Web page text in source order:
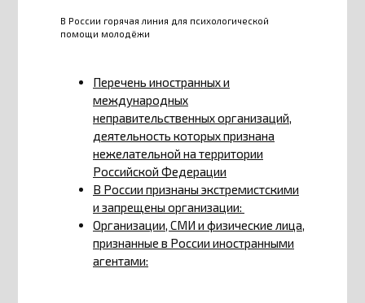
В России горячая линия для психологической
помощи молодёжи
Перечень иностранных и
международных
неправительственных организаций,
деятельность которых признана
нежелательной на территории
Российской Федерации
В России признаны экстремистскими
и запрещены организации:
Организации, СМИ и физические лица,
признанные в России иностранными
агентами: